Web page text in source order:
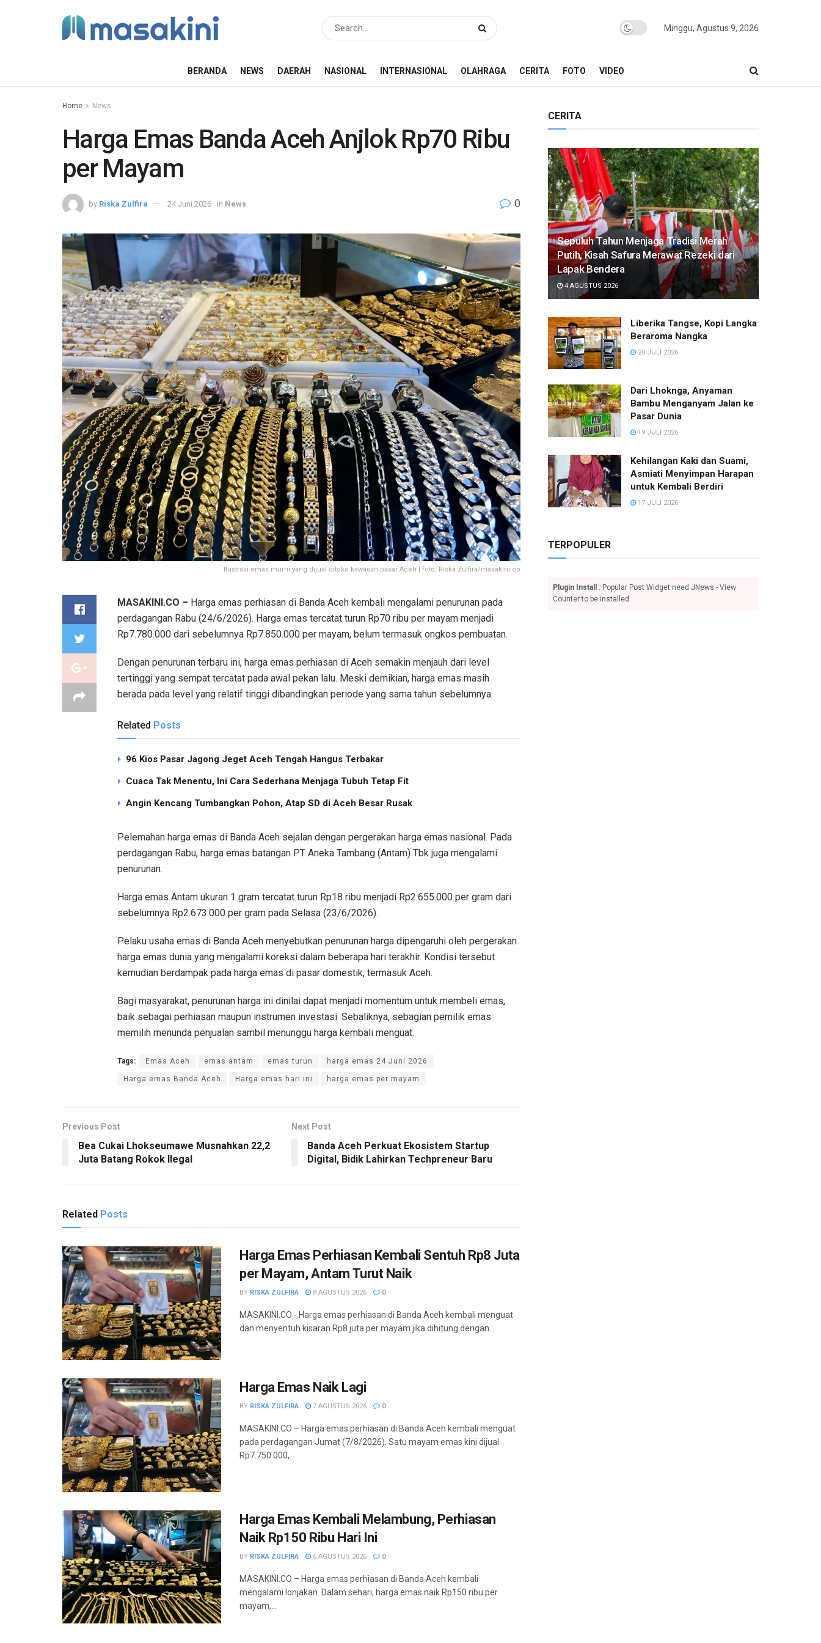
Minggu, Agustus 9, 2026
BERANDA NEWS DAERAH NASIONAL INTERNASIONAL OLAHRAGA CERITA FOTO VIDEO
Home News
Harga Emas Banda Aceh Anjlok Rp70 Ribu
per Mayam
by Riska Zulfira 24 Juni 2026 in News 0
Ilustrasi emas murni yang dijual ditoko kawasan pasar Aceh | foto: Riska Zulfira/masakini.co
MASAKINI.CO – Harga emas perhiasan di Banda Aceh kembali mengalami penurunan pada
perdagangan Rabu (24/6/2026). Harga emas tercatat turun Rp70 ribu per mayam menjadi
Rp7.780.000 dari sebelumnya Rp7.850.000 per mayam, belum termasuk ongkos pembuatan.
Dengan penurunan terbaru ini, harga emas perhiasan di Aceh semakin menjauh dari level
tertinggi yang sempat tercatat pada awal pekan lalu. Meski demikian, harga emas masih
berada pada level yang relatif tinggi dibandingkan periode yang sama tahun sebelumnya.
Related Posts
96 Kios Pasar Jagong Jeget Aceh Tengah Hangus Terbakar
Cuaca Tak Menentu, Ini Cara Sederhana Menjaga Tubuh Tetap Fit
Angin Kencang Tumbangkan Pohon, Atap SD di Aceh Besar Rusak
Pelemahan harga emas di Banda Aceh sejalan dengan pergerakan harga emas nasional. Pada
perdagangan Rabu, harga emas batangan PT Aneka Tambang (Antam) Tbk juga mengalami
penurunan.
Harga emas Antam ukuran 1 gram tercatat turun Rp18 ribu menjadi Rp2.655.000 per gram dari
sebelumnya Rp2.673.000 per gram pada Selasa (23/6/2026).
Pelaku usaha emas di Banda Aceh menyebutkan penurunan harga dipengaruhi oleh pergerakan
harga emas dunia yang mengalami koreksi dalam beberapa hari terakhir. Kondisi tersebut
kemudian berdampak pada harga emas di pasar domestik, termasuk Aceh.
Bagi masyarakat, penurunan harga ini dinilai dapat menjadi momentum untuk membeli emas,
baik sebagai perhiasan maupun instrumen investasi. Sebaliknya, sebagian pemilik emas
memilih menunda penjualan sambil menunggu harga kembali menguat.
Tags: Emas Aceh emas antam emas turun harga emas 24 Juni 2026
Harga emas Banda Aceh Harga emas hari ini harga emas per mayam
Previous Post
Bea Cukai Lhokseumawe Musnahkan 22,2
Juta Batang Rokok Ilegal
Next Post
Banda Aceh Perkuat Ekosistem Startup
Digital, Bidik Lahirkan Techpreneur Baru
Related Posts
Harga Emas Perhiasan Kembali Sentuh Rp8 Juta
per Mayam, Antam Turut Naik
BY RISKA ZULFIRA 8 AGUSTUS 2026 0
MASAKINI.CO - Harga emas perhiasan di Banda Aceh kembali menguat
dan menyentuh kisaran Rp8 juta per mayam jika dihitung dengan...
Harga Emas Naik Lagi
BY RISKA ZULFIRA 7 AGUSTUS 2026 0
MASAKINI.CO – Harga emas perhiasan di Banda Aceh kembali menguat
pada perdagangan Jumat (7/8/2026). Satu mayam emas kini dijual
Rp7.750.000,...
Harga Emas Kembali Melambung, Perhiasan
Naik Rp150 Ribu Hari Ini
BY RISKA ZULFIRA 6 AGUSTUS 2026 0
MASAKINI.CO – Harga emas perhiasan di Banda Aceh kembali
mengalami lonjakan. Dalam sehari, harga emas naik Rp150 ribu per
mayam,...
CERITA
Sepuluh Tahun Menjaga Tradisi Merah
Putih, Kisah Safura Merawat Rezeki dari
Lapak Bendera
4 AGUSTUS 2026
Liberika Tangse, Kopi Langka
Beraroma Nangka
20 JULI 2026
Dari Lhoknga, Anyaman
Bambu Menganyam Jalan ke
Pasar Dunia
19 JULI 2026
Kehilangan Kaki dan Suami,
Asmiati Menyimpan Harapan
untuk Kembali Berdiri
17 JULI 2026
TERPOPULER
Plugin Install
: Popular Post Widget need JNews - View
Counter to be installed